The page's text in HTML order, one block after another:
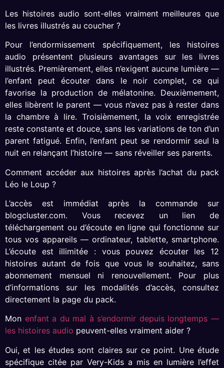
Les histoires audio sont-elles vraiment meilleures que
les livres illustrés au coucher ?
Pour l’endormissement spécifiquement, les histoires
audio présentent plusieurs avantages sur les livres
illustrés. Premièrement, elles n’exigent aucune lumière —
l’enfant peut écouter dans le noir complet, ce qui
favorise la production de mélatonine. Deuxièmement,
elles libèrent le parent — vous n’avez pas à rester dans
la chambre à lire. Troisièmement, la voix enregistrée
reste constante et douce, sans les variations de ton d’un
parent fatigué. Enfin, l’enfant peut se rendormir seul la
nuit en relançant l’histoire — sans réveiller ses parents.
Comment accéder aux histoires après l’achat du pack
Léo le Loup ?
L’accès est immédiat après la commande sur
blogcluster.com. Vous recevez un lien de
téléchargement ou d’écoute en ligne qui fonctionne sur
tous vos appareils — ordinateur, tablette, smartphone.
L’écoute est illimitée : vous pouvez écouter les 12
histoires autant de fois que vous le souhaitez, sans
abonnement mensuel ni renouvellement. Pour plus
d’informations sur les modalités d’accès, consultez
directement la page du pack.
Mon enfant a du mal à s’endormir depuis longtemps —
les histoires audio peuvent-elles vraiment aider ?
Oui, et les études sont claires sur ce point. Une étude
spécifique citée par Very-Kids a mis en lumière l’effet